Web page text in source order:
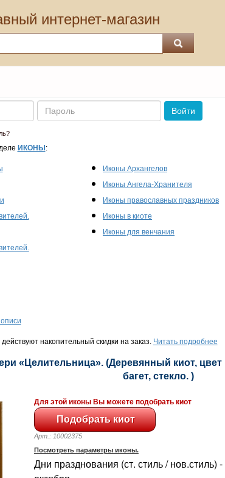
интернет-магазин
Пароль
Войти
ИКОНЫ :
Иконы Архангелов
Иконы Ангела-Хранителя
Иконы православных праздников
Иконы в киоте
Иконы для венчания
накопительный скидки на заказ. Читать подробнее
«Целительница». (Деревянный киот,
багет, стекло. )
Для этой иконы Вы можете подобрать киот
Арт.: 10002375
Посмотреть параметры иконы.
Дни празднования (ст. стиль / нов.стиль)